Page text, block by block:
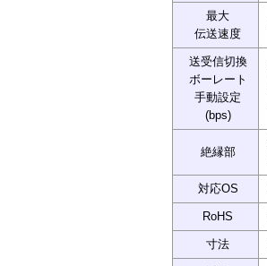
最大
伝送速度
送受信切換
ボーレート
手動設定
(bps)
絶縁部
対応OS
RoHS
寸法